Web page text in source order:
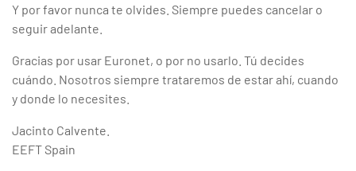
Y por favor nunca te olvides. Siempre puedes cancelar o
seguir adelante.
Gracias por usar Euronet, o por no usarlo. Tú decides
cuándo. Nosotros siempre trataremos de estar ahí, cuando
y donde lo necesites.
Jacinto Calvente.
EEFT Spain